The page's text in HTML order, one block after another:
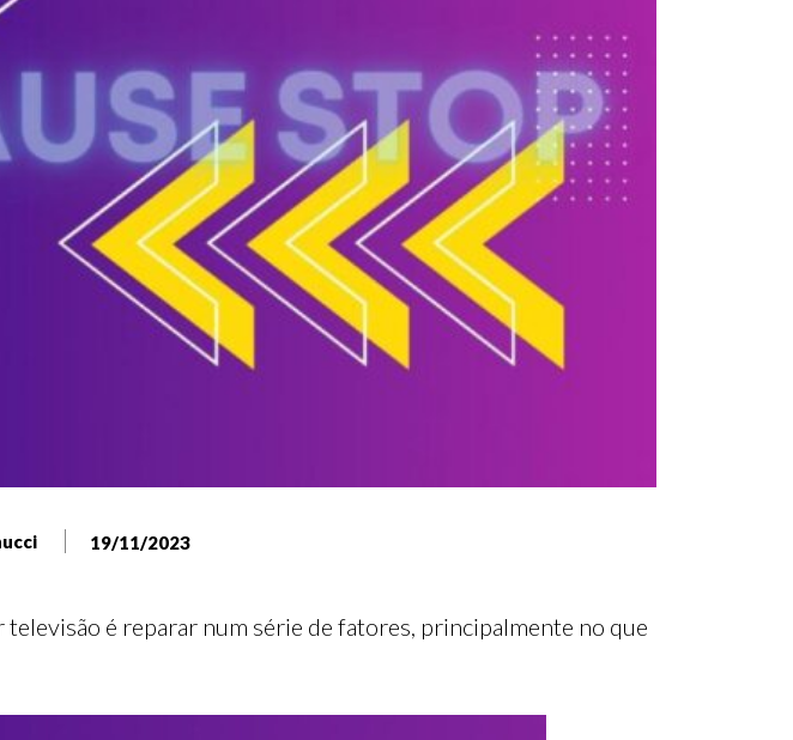
19/11/2023
televisão é reparar num série de fatores, principalmente no que